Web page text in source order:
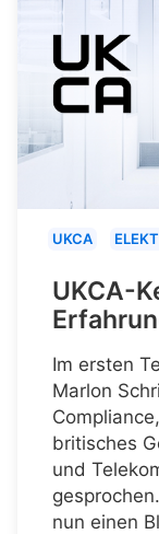
UKCA
UKCA-
Im ersten
Marlon
britisches
und
nun einen